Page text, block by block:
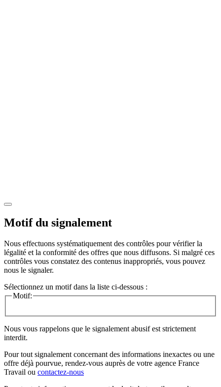
Motif du signalement
Nous effectuons systématiquement des contrôles pour vérifier la
légalité et la conformité des offres que nous diffusons. Si malgré ces
contrôles vous constatez des contenus inappropriés, vous pouvez
nous le signaler.
Sélectionnez un motif dans la liste ci-dessous :
Motif:
Nous vous rappelons que le signalement abusif est strictement
interdit.
Pour tout signalement concernant des informations inexactes ou une
offre déjà pourvue, rendez-vous auprès de votre agence France
Travail ou contactez-nous